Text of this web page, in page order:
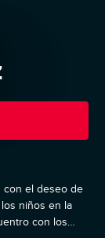
con el deseo de
niños en la
con los